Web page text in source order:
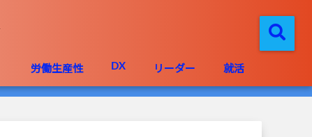
労働生産性 DX リーダー 就活